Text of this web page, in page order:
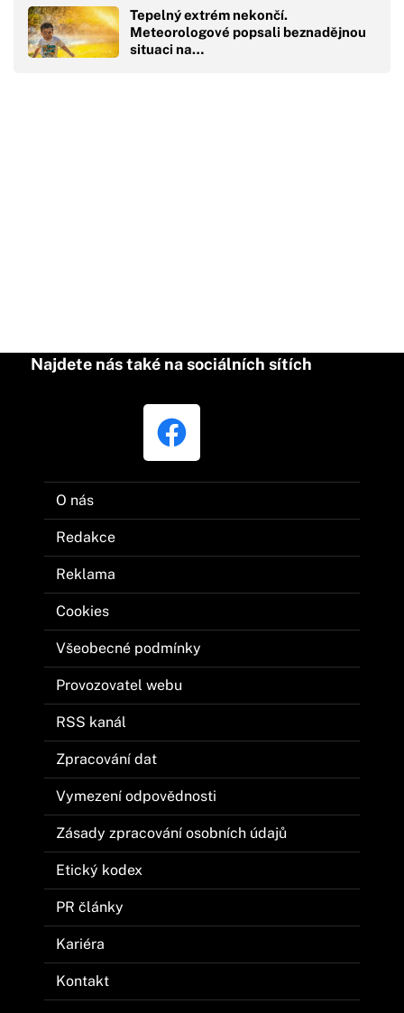
Tepelný extrém nekončí.
Meteorologové popsali beznadějnou
situaci na…
Najdete nás také na sociálních sítích
O nás
Redakce
Reklama
Cookies
Všeobecné podmínky
Provozovatel webu
RSS kanál
Zpracování dat
Vymezení odpovědnosti
Zásady zpracování osobních údajů
Etický kodex
PR články
Kariéra
Kontakt